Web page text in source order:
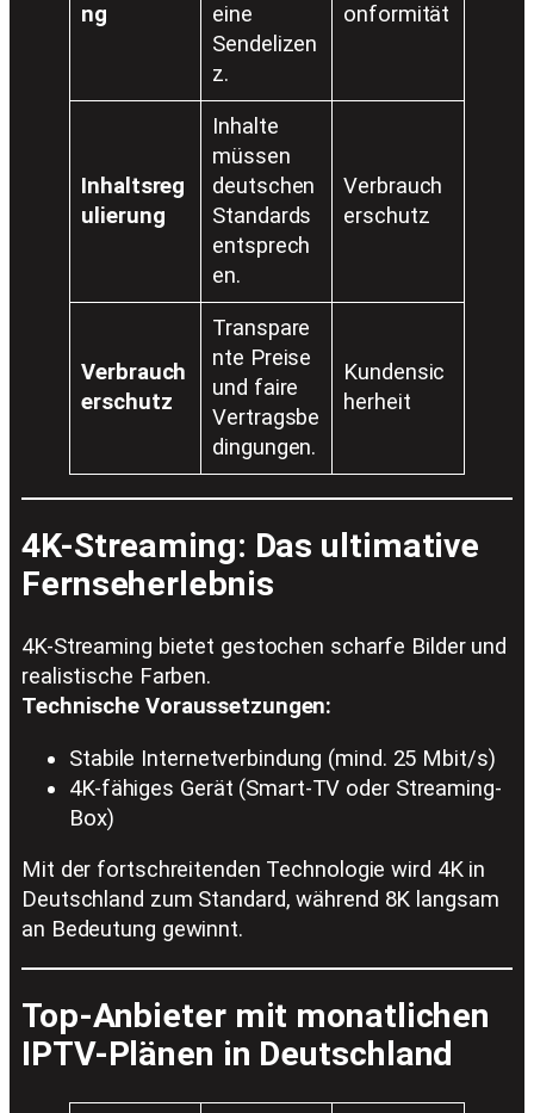
ng
eine
Sendelizen
z.
onformität
Inhaltsreg
ulierung
Inhalte
müssen
deutschen
Standards
entsprech
en.
Verbrauch
erschutz
Verbrauch
erschutz
Transpare
nte Preise
und faire
Vertragsbe
dingungen.
Kundensic
herheit
4K-Streaming: Das ultimative
Fernseherlebnis
4K-Streaming bietet gestochen scharfe Bilder und
realistische Farben.
Technische Voraussetzungen:
Stabile Internetverbindung (mind. 25 Mbit/s)
4K-fähiges Gerät (Smart-TV oder Streaming-
Box)
Mit der fortschreitenden Technologie wird 4K in
Deutschland zum Standard, während 8K langsam
an Bedeutung gewinnt.
Top-Anbieter mit monatlichen
IPTV-Plänen in Deutschland